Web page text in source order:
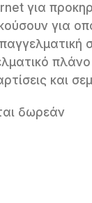
για
για
πλάνο
και
δωρεάν